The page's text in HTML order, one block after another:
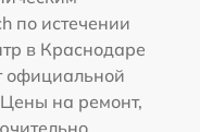
по истечении
в Краснодаре
официальной
на ремонт,